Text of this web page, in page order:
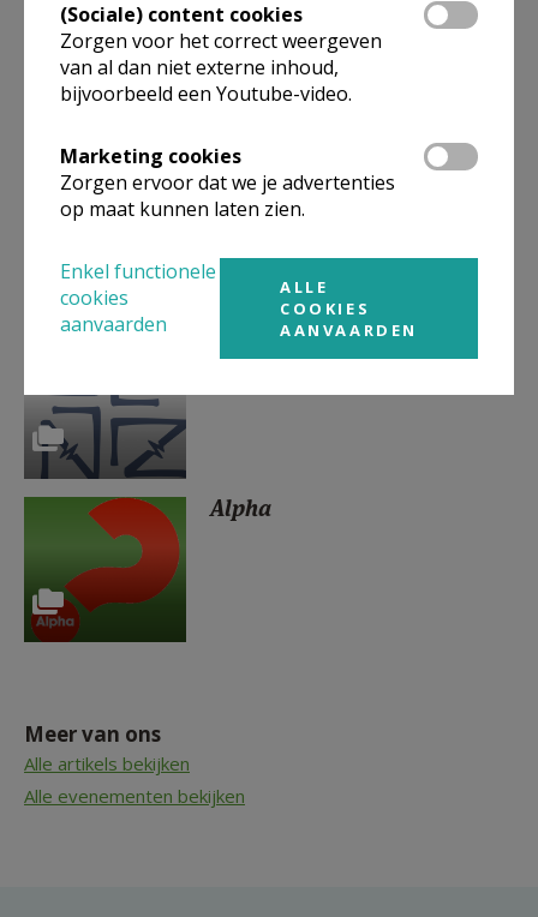
Jaarfeest van de gelukzalige
Broeder Isidoor op 5 oktober
Geert Morlion is op bezoek
De Zindering
Alpha
Meer van ons
Alle artikels bekijken
Alle evenementen bekijken
(Sociale) content cookies
Zorgen voor het correct weergeven
van al dan niet externe inhoud,
bijvoorbeeld een Youtube-video.
Marketing cookies
Zorgen ervoor dat we je advertenties
op maat kunnen laten zien.
Enkel functionele
cookies
aanvaarden
ALLE
COOKIES
AANVAARDEN